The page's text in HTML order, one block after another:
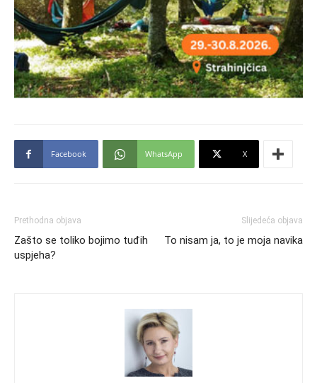
Facebook WhatsApp X
Prethodna objava
Zašto se toliko bojimo tuđih
uspjeha?
Slijedeća objava
To nisam ja, to je moja navika